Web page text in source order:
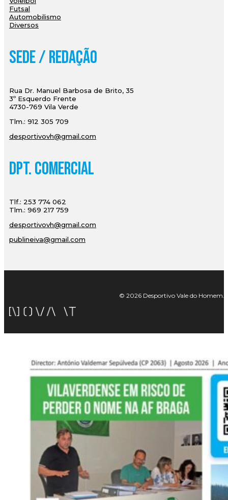
Futsal
Automobilismo
Diversos
Sede / Redação
Rua Dr. Manuel Barbosa de Brito, 35
3º Esquerdo Frente
4730-769 Vila Verde
Tlm.: 912 305 709
desportivovh@gmail.com
Dpt. Comercial
Tlf.: 253 774 062
Tlm.: 969 217 759
desportivovh@gmail.com
publineiva@gmail.com
© 2026 Desportivo Vale do Homem.